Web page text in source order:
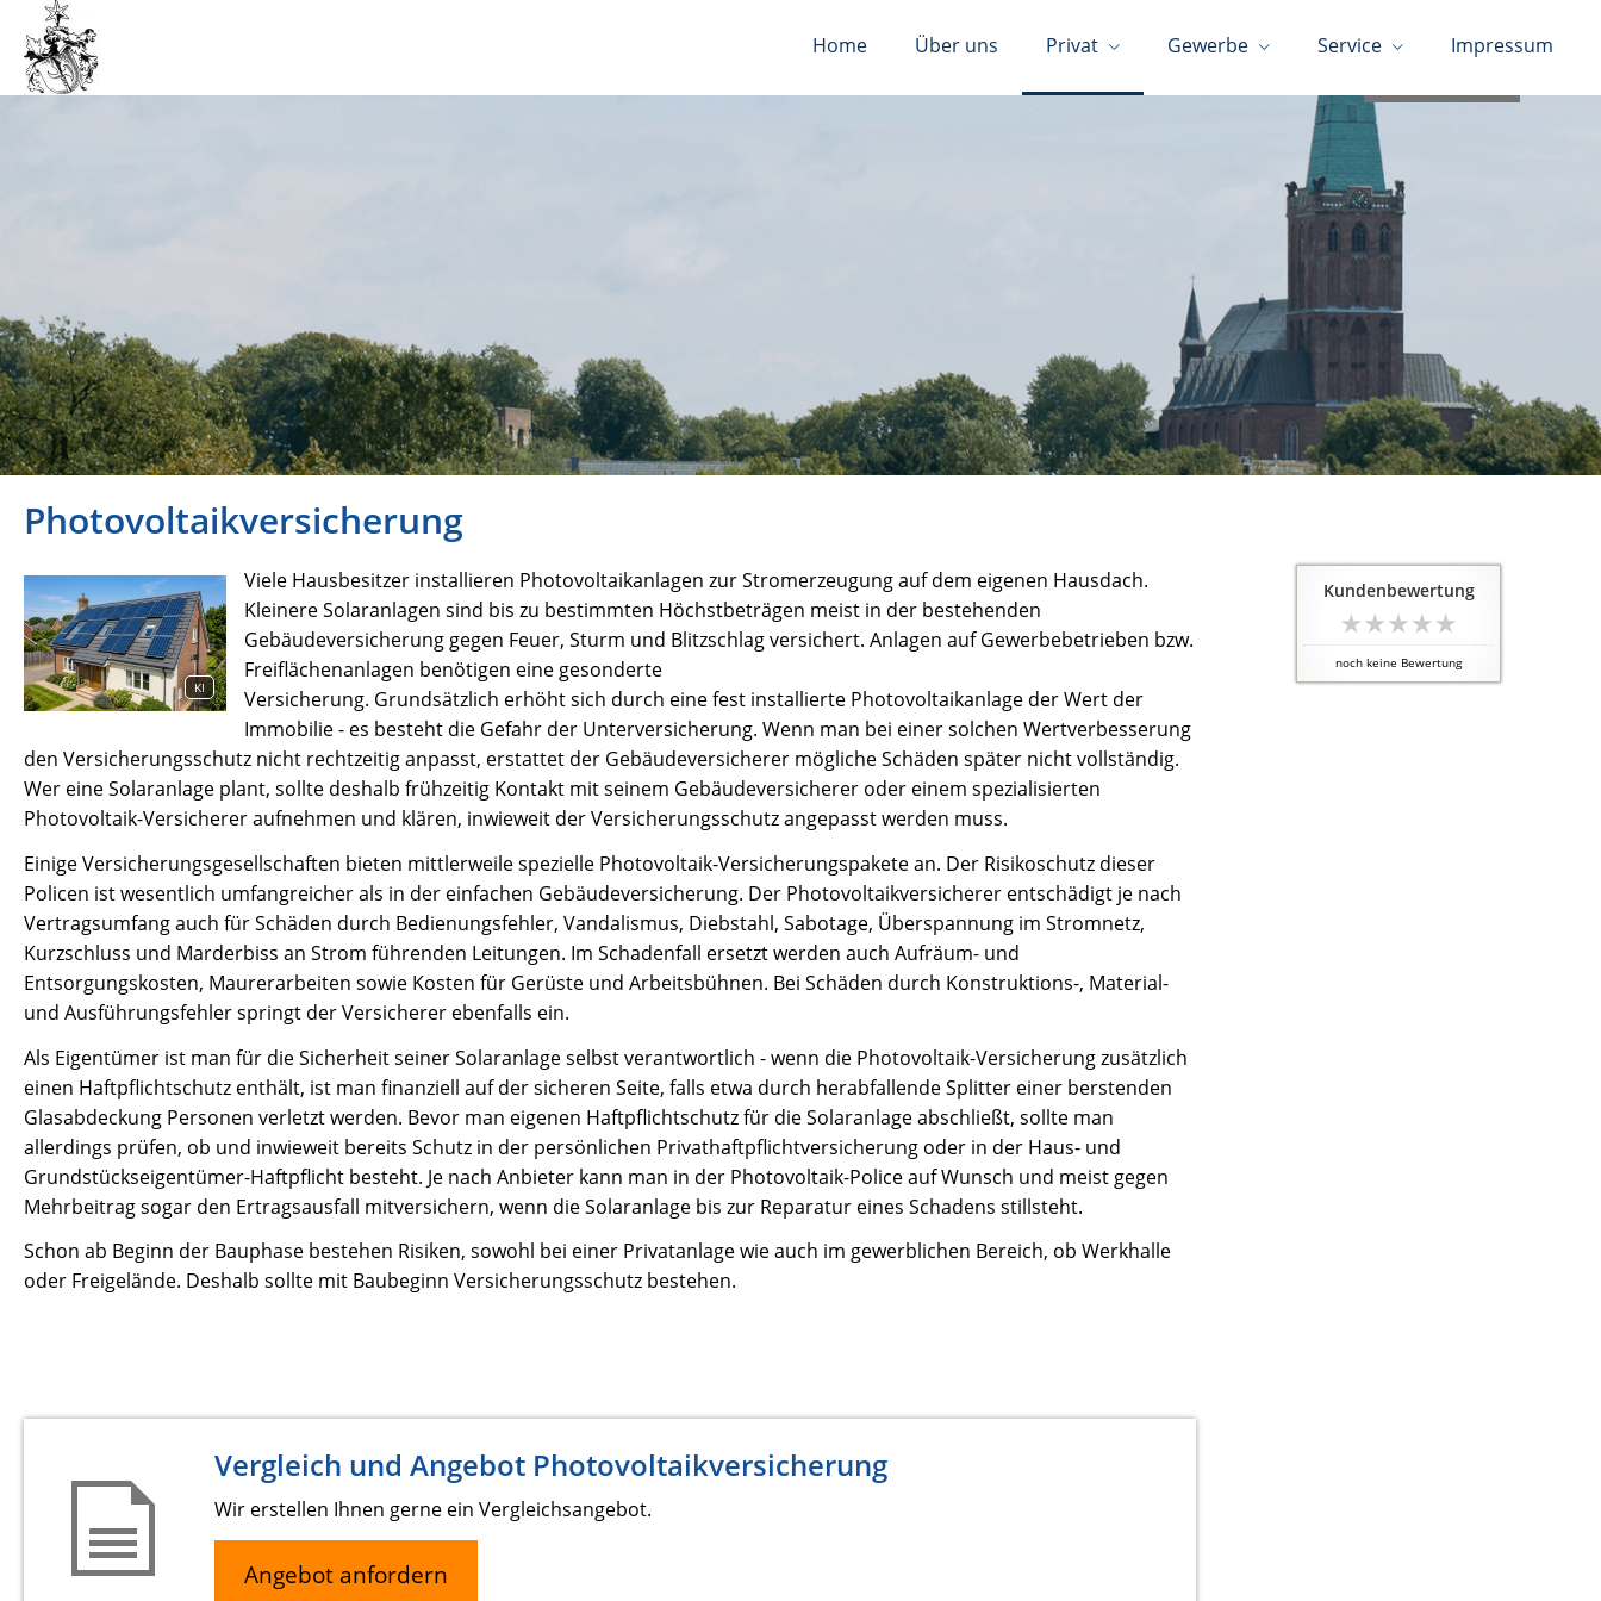
Home Über uns Privat Gewerbe Service Impressum
Kundenbewertung
noch keine Bewertung
Photovoltaikversicherung
KI
Viele Hausbesitzer installieren Photovoltaikanlagen zur Stromerzeugung auf dem eigenen Hausdach.
Kleinere Solaranlagen sind bis zu bestimmten Höchstbeträgen meist in der bestehenden
Gebäudeversicherung gegen Feuer, Sturm und Blitzschlag versichert. Anlagen auf Gewerbebetrieben bzw.
Freiflächenanlagen benötigen eine gesonderte
Versicherung. Grundsätzlich erhöht sich durch eine fest installierte Photovoltaikanlage der Wert der
Immobilie - es besteht die Gefahr der Unterversicherung. Wenn man bei einer solchen Wertverbesserung
den Versicherungsschutz nicht rechtzeitig anpasst, erstattet der Gebäudeversicherer mögliche Schäden später nicht vollständig.
Wer eine Solaranlage plant, sollte deshalb frühzeitig Kontakt mit seinem Gebäudeversicherer oder einem spezialisierten
Photovoltaik-Versicherer aufnehmen und klären, inwieweit der Versicherungsschutz angepasst werden muss.
Einige Versicherungsgesellschaften bieten mittlerweile spezielle Photovoltaik-Versicherungspakete an. Der Risikoschutz dieser
Policen ist wesentlich umfangreicher als in der einfachen Gebäudeversicherung. Der Photovoltaikversicherer entschädigt je nach
Vertragsumfang auch für Schäden durch Bedienungsfehler, Vandalismus, Diebstahl, Sabotage, Überspannung im Stromnetz,
Kurzschluss und Marderbiss an Strom führenden Leitungen. Im Schadenfall ersetzt werden auch Aufräum- und
Entsorgungskosten, Maurerarbeiten sowie Kosten für Gerüste und Arbeitsbühnen. Bei Schäden durch Konstruktions-, Material-
und Ausführungsfehler springt der Versicherer ebenfalls ein.
Als Eigentümer ist man für die Sicherheit seiner Solaranlage selbst verantwortlich - wenn die Photovoltaik-Versicherung zusätzlich
einen Haftpflichtschutz enthält, ist man finanziell auf der sicheren Seite, falls etwa durch herabfallende Splitter einer berstenden
Glasabdeckung Personen verletzt werden. Bevor man eigenen Haftpflichtschutz für die Solaranlage abschließt, sollte man
allerdings prüfen, ob und inwieweit bereits Schutz in der persönlichen Privathaftpflichtversicherung oder in der Haus- und
Grundstückseigentümer-Haftpflicht besteht. Je nach Anbieter kann man in der Photovoltaik-Police auf Wunsch und meist gegen
Mehrbeitrag sogar den Ertragsausfall mitversichern, wenn die Solaranlage bis zur Reparatur eines Schadens stillsteht.
Schon ab Beginn der Bauphase bestehen Risiken, sowohl bei einer Privatanlage wie auch im gewerblichen Bereich, ob Werkhalle
oder Freigelände. Deshalb sollte mit Baubeginn Versicherungsschutz bestehen.
Vergleich und Angebot Photovoltaikversicherung
Wir erstellen Ihnen gerne ein Vergleichsangebot.
Angebot anfordern